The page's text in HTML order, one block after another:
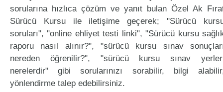
sorularına hızlıca çözüm ve yanıt bulan Özel Ak
Sürücü Kursu ile iletişime geçerek; "Sürücü
soruları", "online ehliyet testi linki", "Sürücü kursu
raporu nasıl alınır?", "sürücü kursu sınav
nereden öğrenilir?", "sürücü kursu sınav
nerelerdir" gibi sorularınızı sorabilir, bilgi
yönlendirme talep edebilirsiniz.